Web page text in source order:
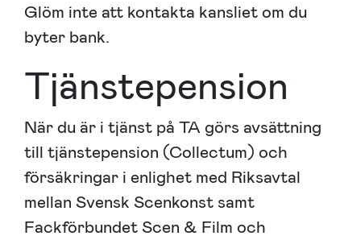
Glöm inte att kontakta kansliet om du
byter bank.
Tjänstepension
När du är i tjänst på TA görs avsättning
till tjänstepension (Collectum) och
försäkringar i enlighet med Riksavtal
mellan Svensk Scenkonst samt
Fackförbundet Scen & Film och